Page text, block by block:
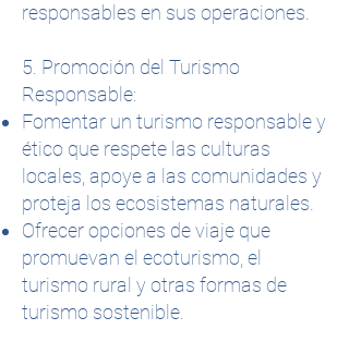
responsables en sus operaciones.
5. Promoción del Turismo
Responsable:
Fomentar un turismo responsable y
ético que respete las culturas
locales, apoye a las comunidades y
proteja los ecosistemas naturales.
Ofrecer opciones de viaje que
promuevan el ecoturismo, el
turismo rural y otras formas de
turismo sostenible.